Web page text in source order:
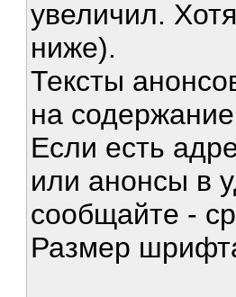
увеличил.
ниже).
Тексты
на
Если есть
или анонсы в
сообщайте -
Размер